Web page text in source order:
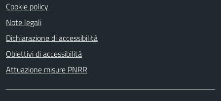
Cookie policy
Note legali
Dichiarazione di accessibilità
Obiettivi di accessibilità
Attuazione misure PNRR